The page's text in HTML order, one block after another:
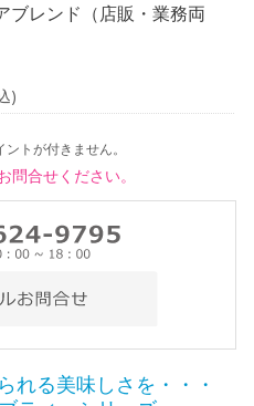
レンド（店販・業務両
)
トが付きません。
問合せください。
れる美味しさを・・・